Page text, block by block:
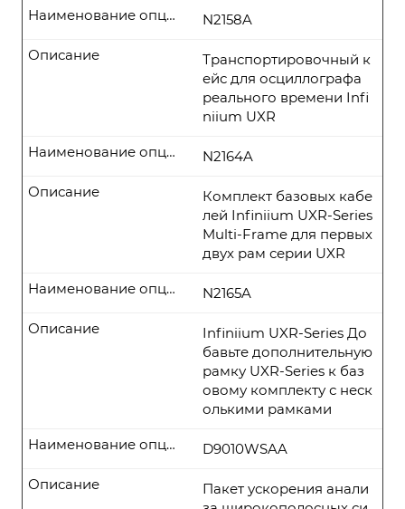
N2158A
Наименование опции
Транспортировочный к
ейс для осциллографа
реального времени Infi
niium UXR
Описание
N2164A
Наименование опции
Комплект базовых кабе
лей Infiniium UXR-Series
Multi-Frame для первых
двух рам серии UXR
Описание
N2165A
Наименование опции
Infiniium UXR-Series До
бавьте дополнительную
рамку UXR-Series к баз
овому комплекту с неск
олькими рамками
Описание
D9010WSAA
Наименование опции
Пакет ускорения анали
Описание